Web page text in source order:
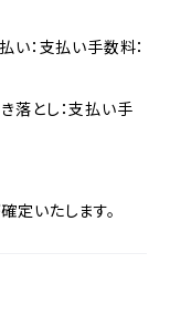
い：支払い手数料：
落とし：支払い手
定いたします。